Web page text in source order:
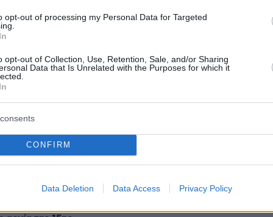
opt-out of processing my Personal Data for Targeted
opt-out of Collection, Use, Retention, Sale, and/or Sharing
Data that Is Unrelated with the Purposes for which it
CONFIRM
Data Deletion Data Access Privacy Policy
στοProtothema.gr
Ειδήσεις
οδηγός μηχανής
με ΙΧ
μαλλιά μας
Πότε βγαίνουν τα προσωρινά
τους παιδικούς σταθμούς ΕΣΠΑ
πριν 27 λεπτά